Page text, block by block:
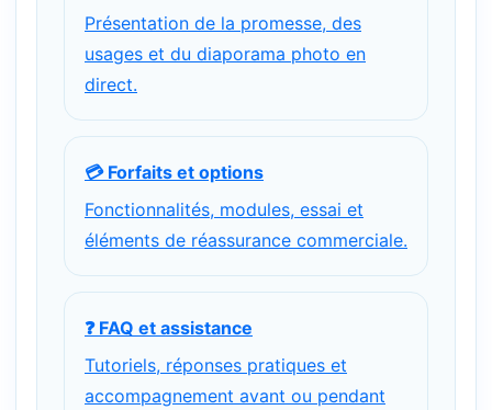
Présentation de la promesse, des
usages et du diaporama photo en
direct.
💳 Forfaits et options
Fonctionnalités, modules, essai et
éléments de réassurance commerciale.
❓ FAQ et assistance
Tutoriels, réponses pratiques et
accompagnement avant ou pendant